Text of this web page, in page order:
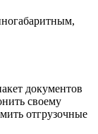
документов
своему
отгрузочные